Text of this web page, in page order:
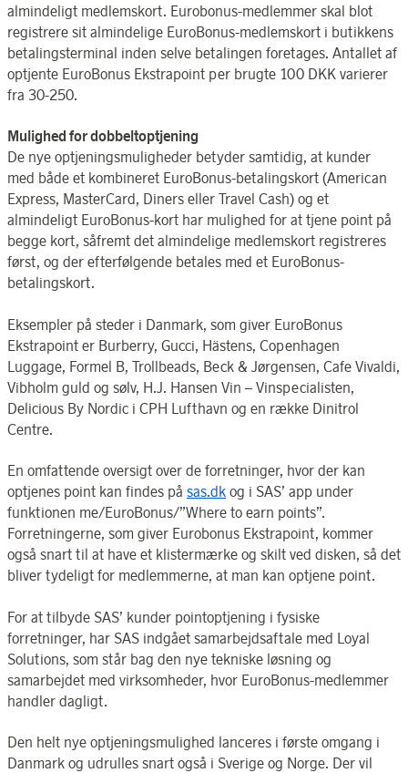
almindeligt medlemskort. Eurobonus-medlemmer skal blot
registrere sit almindelige EuroBonus-medlemskort i butikkens
betalingsterminal inden selve betalingen foretages. Antallet af
optjente EuroBonus Ekstrapoint per brugte 100 DKK varierer
fra 30-250.
Mulighed for dobbeltoptjening
De nye optjeningsmuligheder betyder samtidig, at kunder
med både et kombineret EuroBonus-betalingskort (American
Express, MasterCard, Diners eller Travel Cash) og et
almindeligt EuroBonus-kort har mulighed for at tjene point på
begge kort, såfremt det almindelige medlemskort registreres
først, og der efterfølgende betales med et EuroBonus-
betalingskort.
Eksempler på steder i Danmark, som giver EuroBonus
Ekstrapoint er Burberry, Gucci, Hästens, Copenhagen
Luggage, Formel B, Trollbeads, Beck & Jørgensen, Cafe Vivaldi,
Vibholm guld og sølv, H.J. Hansen Vin – Vinspecialisten,
Delicious By Nordic i CPH Lufthavn og en række Dinitrol
Centre.
En omfattende oversigt over de forretninger, hvor der kan
optjenes point kan findes på sas.dk og i SAS’ app under
funktionen me/EuroBonus/”Where to earn points”.
Forretningerne, som giver Eurobonus Ekstrapoint, kommer
også snart til at have et klistermærke og skilt ved disken, så det
bliver tydeligt for medlemmerne, at man kan optjene point.
For at tilbyde SAS’ kunder pointoptjening i fysiske
forretninger, har SAS indgået samarbejdsaftale med Loyal
Solutions, som står bag den nye tekniske løsning og
samarbejdet med virksomheder, hvor EuroBonus-medlemmer
handler dagligt.
Den helt nye optjeningsmulighed lanceres i første omgang i
Danmark og udrulles snart også i Sverige og Norge. Der vil